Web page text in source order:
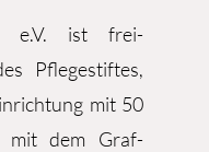
e.V. ist frei-
Pflegestiftes,
mit 50
mit dem Graf-